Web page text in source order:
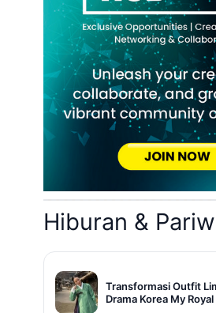
Hiburan &
Transformasi Outfit
Drama Korea My